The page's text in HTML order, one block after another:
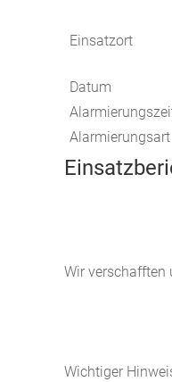
Einsatzort
Datum
Alarmierungsart
Wir verschafften
Wichtiger